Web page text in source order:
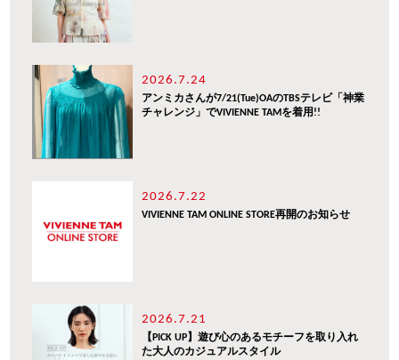
2026.7.24
アンミカさんが7/21(Tue)OAのTBSテレビ「神業
チャレンジ」でVIVIENNE TAMを着用!!
2026.7.22
VIVIENNE TAM ONLINE STORE再開のお知らせ
2026.7.21
【PICK UP】遊び心のあるモチーフを取り入れ
た大人のカジュアルスタイル